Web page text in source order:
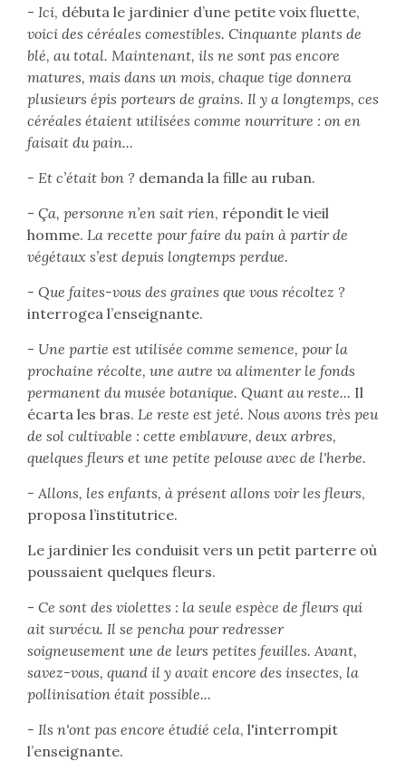
- Ici, débuta le jardinier d’une petite voix fluette,
voici des céréales comestibles. Cinquante plants de
blé, au total. Maintenant, ils ne sont pas encore
matures, mais dans un mois, chaque tige donnera
plusieurs épis porteurs de grains. Il y a longtemps, ces
céréales étaient utilisées comme nourriture : on en
faisait du pain...
- Et c’était bon ? demanda la fille au ruban.
- Ça, personne n’en sait rien, répondit le vieil
homme. La recette pour faire du pain à partir de
végétaux s’est depuis longtemps perdue.
- Que faites-vous des graines que vous récoltez ?
interrogea l’enseignante.
- Une partie est utilisée comme semence, pour la
prochaine récolte, une autre va alimenter le fonds
permanent du musée botanique. Quant au reste... Il
écarta les bras. Le reste est jeté. Nous avons très peu
de sol cultivable : cette emblavure, deux arbres,
quelques fleurs et une petite pelouse avec de l'herbe.
- Allons, les enfants, à présent allons voir les fleurs,
proposa l’institutrice.
Le jardinier les conduisit vers un petit parterre où
poussaient quelques fleurs.
- Ce sont des violettes : la seule espèce de fleurs qui
ait survécu. Il se pencha pour redresser
soigneusement une de leurs petites feuilles. Avant,
savez-vous, quand il y avait encore des insectes, la
pollinisation était possible...
- Ils n'ont pas encore étudié cela, l'interrompit
l’enseignante.